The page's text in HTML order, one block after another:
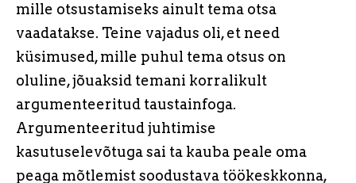
mille otsustamiseks ainult tema otsa
vaadatakse. Teine vajadus oli, et need
küsimused, mille puhul tema otsus on
oluline, jõuaksid temani korralikult
argumenteeritud taustainfoga.
Argumenteeritud juhtimise
kasutuselevõtuga sai ta kauba peale oma
peaga mõtlemist soodustava töökeskkonna,